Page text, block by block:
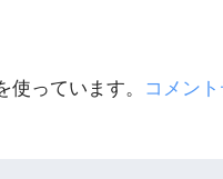
っています。 コメン